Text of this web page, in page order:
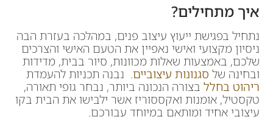
איך מתחילים?
נתחיל בפגישת ייעוץ עיצוב פנים, במהלכה בעזרת הבה
ניסיון מקצועי ואישי נאפיין את הטעם האישי והצרכים
שלכם, באמצעות שאלות מכוונות, סיור בבית, מדידות
ובחינה של סגנונות עיצוביים. נבנה תכניות להעמדת
ריהוט בחלל בצורה הנכונה ביותר, נבחר גופי תאורה,
טקסטיל, אומנות ואקססוריז אשר ילבישו את הבית בקו
עיצובי אחיד ומותאם במיוחד עבורכם.